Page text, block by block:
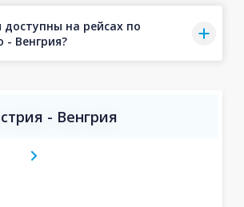
доступны на рейсах по
- Венгрия?
- Венгрия